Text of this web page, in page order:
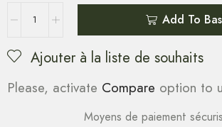
Add To
Ajouter à la liste de souhaits
Please, activate Compare option to
Moyens de paiement